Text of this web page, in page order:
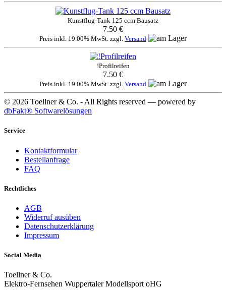
Kunstflug-Tank 125 ccm Bausatz
7.50 €
Preis inkl. 19.00% MwSt. zzgl. Versand
!Profilreifen
7.50 €
Preis inkl. 19.00% MwSt. zzgl. Versand
© 2026 Toellner & Co. - All Rights reserved — powered by
dbFakt® Softwarelösungen
Service
Kontaktformular
Bestellanfrage
FAQ
Rechtliches
AGB
Widerruf ausüben
Datenschutzerklärung
Impressum
Social Media
Toellner & Co.
Elektro-Fernsehen Wuppertaler Modellsport oHG